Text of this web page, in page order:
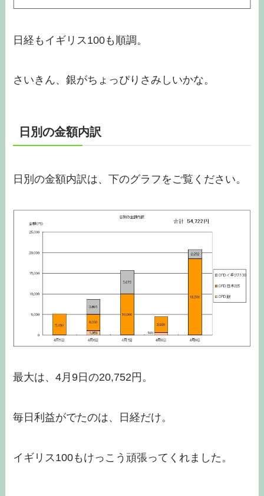
日経もイギリス100も順調。
さいきん、銀がちょっぴりさみしいかな。
日別の金額内訳
日別の金額内訳は、下のグラフをご覧ください。
最大は、4月9日の20,752円。
毎日利益がでたのは、日経だけ。
イギリス100もけっこう頑張ってくれました。